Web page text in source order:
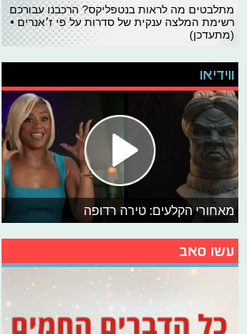
מתלבטים מה לראות בנטפליקס? הרכבנו עבורכם
רשימת המלצה ענקית של סדרות על פי ז׳אנרים •
(מתעדכן)
ווידיאו
מאחורי הקלעים: טירה רדופה
עשו סאב